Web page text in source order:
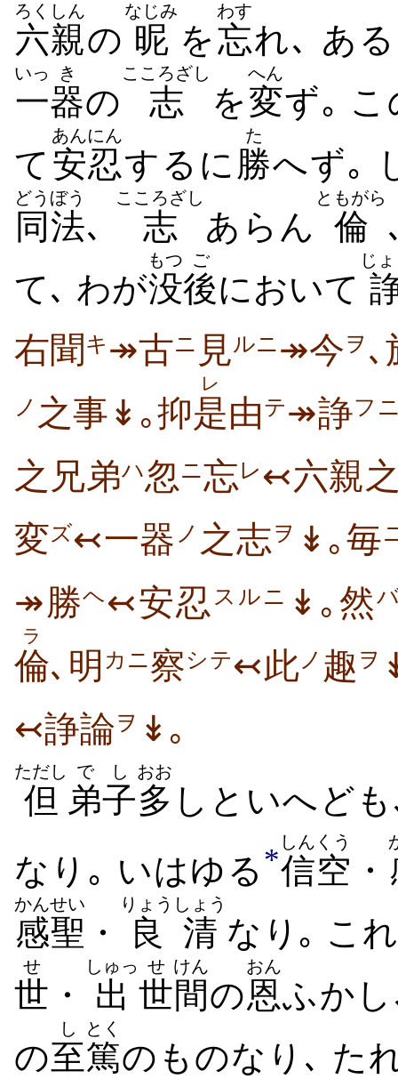
六親
ろくしん
の 昵
なじみ
を忘
わす
れ､ あ
一
いっ
器
き
の 志
こころざし
を変
へん
ず｡ こ
て 安忍
あんにん
するに 勝
た
へず｡
同法
どうぼう
､ 志
こころざし
あらん 倫
ともがら
て､ わが没
もつ
後
ご
において
じ
右聞 キ ↠古ニ 見ルニ↠今ヲ
ノ 之事↡｡抑是
レ
由テ↠諍フ
之兄弟ハ忽ニ忘レ ↢六親
変ズ↢一器 ノ 之志ヲ ↡｡毎
↠勝ヘ↢安忍 スルニ ↡｡然
倫
ラ
､明 カニ察シテ↢此 ノ 趣 ヲ
↢諍論ヲ ↡｡
但
ただし
弟子
でし
多
おお
しといへど
なり｡ いはゆる *信空
しんくう
・
感聖
かんせい
・ 良清
りょうしょう
なり｡ こ
世
せ
・ 出
しゅっ
世
せ
間
けん
の恩
おん
ふか
の至
し
篤
とく
のものなり､ た